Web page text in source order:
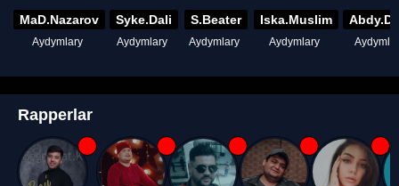
MaD.Nazarov
Aydymlary
Syke.Dali
Aydymlary
S.Beater
Aydymlary
Iska.Muslim
Aydymlary
Rapperlar